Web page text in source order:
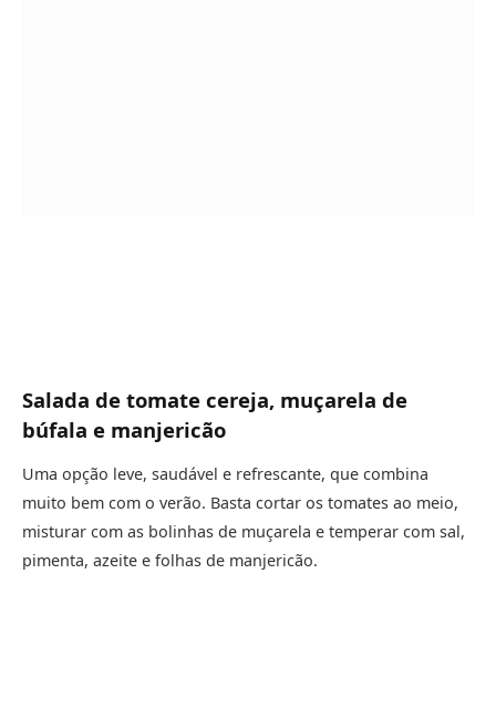
Salada de tomate cereja, muçarela de
búfala e manjericão
Uma opção leve, saudável e refrescante, que combina
muito bem com o verão. Basta cortar os tomates ao meio,
misturar com as bolinhas de muçarela e temperar com sal,
pimenta, azeite e folhas de manjericão.